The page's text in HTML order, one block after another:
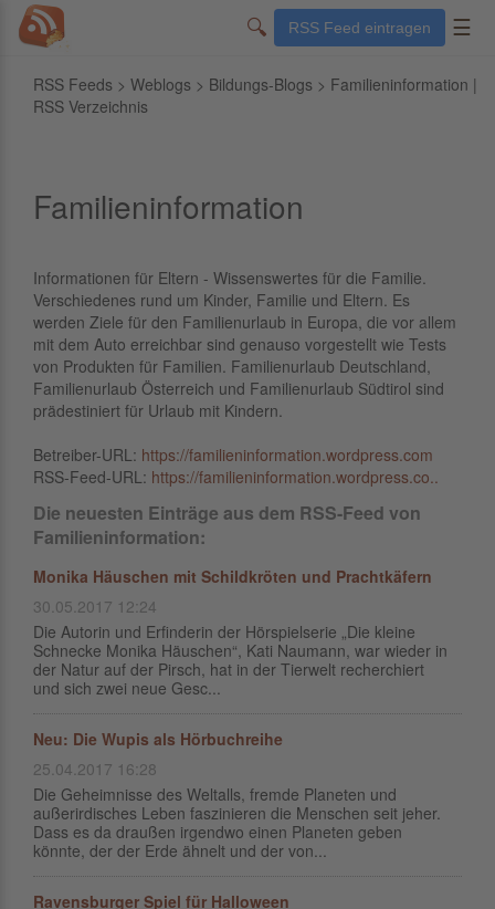
🔍 RSS Feed eintragen ☰
RSS Feeds > Weblogs > Bildungs-Blogs > Familieninformation |
RSS Verzeichnis
Familieninformation
Informationen für Eltern - Wissenswertes für die Familie.
Verschiedenes rund um Kinder, Familie und Eltern. Es
werden Ziele für den Familienurlaub in Europa, die vor allem
mit dem Auto erreichbar sind genauso vorgestellt wie Tests
von Produkten für Familien. Familienurlaub Deutschland,
Familienurlaub Österreich und Familienurlaub Südtirol sind
prädestiniert für Urlaub mit Kindern.
Betreiber-URL: https://familieninformation.wordpress.com
RSS-Feed-URL: https://familieninformation.wordpress.co..
Die neuesten Einträge aus dem RSS-Feed von
Familieninformation:
Monika Häuschen mit Schildkröten und Prachtkäfern
30.05.2017 12:24
Die Autorin und Erfinderin der Hörspielserie „Die kleine
Schnecke Monika Häuschen“, Kati Naumann, war wieder in
der Natur auf der Pirsch, hat in der Tierwelt recherchiert
und sich zwei neue Gesc...
Neu: Die Wupis als Hörbuchreihe
25.04.2017 16:28
Die Geheimnisse des Weltalls, fremde Planeten und
außerirdisches Leben faszinieren die Menschen seit jeher.
Dass es da draußen irgendwo einen Planeten geben
könnte, der der Erde ähnelt und der von...
Ravensburger Spiel für Halloween